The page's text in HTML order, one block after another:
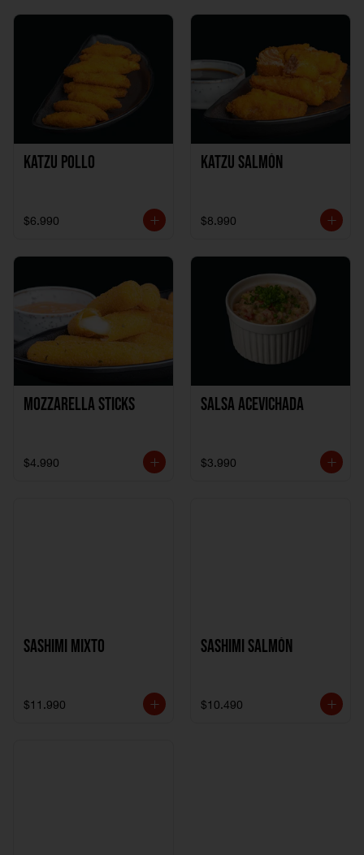
Katzu Pollo
$6.990
Katzu Salmón
$8.990
Mozzarella Sticks
$4.990
Salsa Acevichada
$3.990
Sashimi Mixto
$11.990
Sashimi Salmón
$10.490